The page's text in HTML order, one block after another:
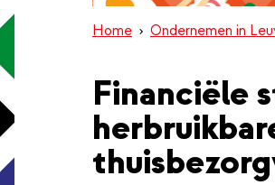
Home Ondernemen in
Financiële